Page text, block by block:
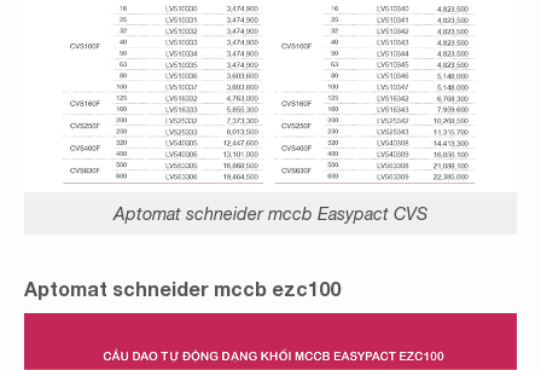
Aptomat schneider mccb Easypact CVS
Aptomat schneider mccb ezc100